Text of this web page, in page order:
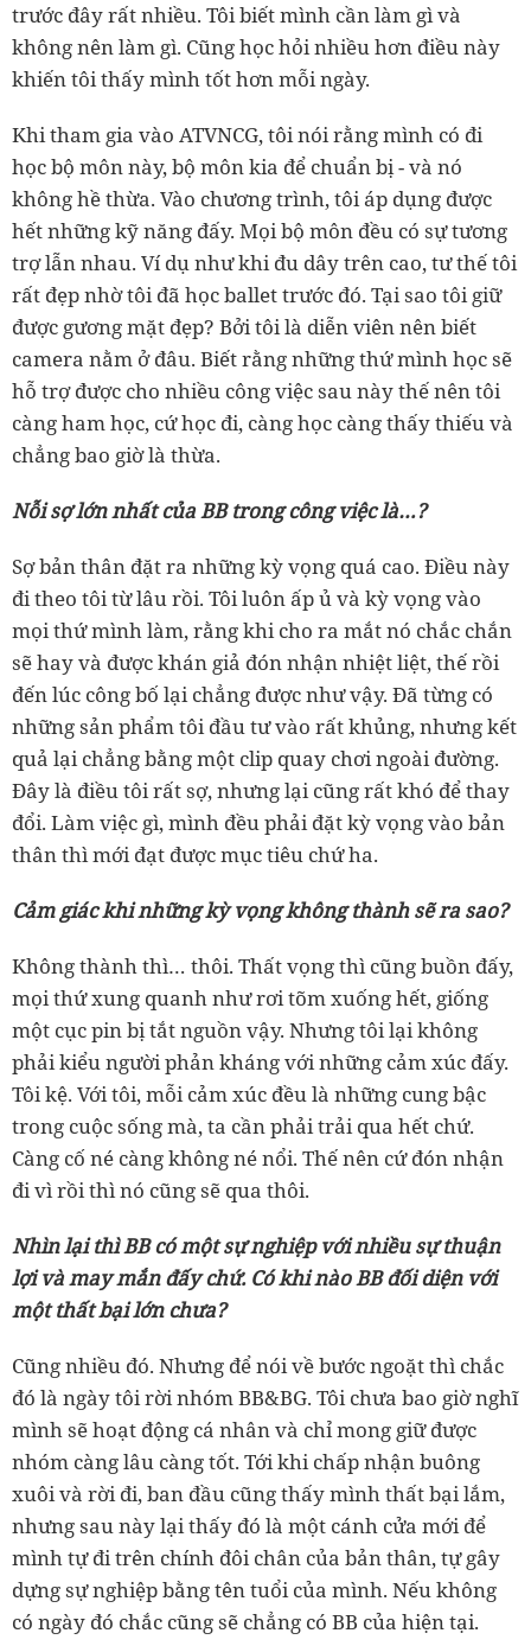
trước đây rất nhiều. Tôi biết mình cần làm gì và
không nên làm gì. Cũng học hỏi nhiều hơn điều này
khiến tôi thấy mình tốt hơn mỗi ngày.
Khi tham gia vào ATVNCG, tôi nói rằng mình có đi
học bộ môn này, bộ môn kia để chuẩn bị - và nó
không hề thừa. Vào chương trình, tôi áp dụng được
hết những kỹ năng đấy. Mọi bộ môn đều có sự tương
trợ lẫn nhau. Ví dụ như khi đu dây trên cao, tư thế tôi
rất đẹp nhờ tôi đã học ballet trước đó. Tại sao tôi giữ
được gương mặt đẹp? Bởi tôi là diễn viên nên biết
camera nằm ở đâu. Biết rằng những thứ mình học sẽ
hỗ trợ được cho nhiều công việc sau này thế nên tôi
càng ham học, cứ học đi, càng học càng thấy thiếu và
chẳng bao giờ là thừa.
Nỗi sợ lớn nhất của BB trong công việc là…?
Sợ bản thân đặt ra những kỳ vọng quá cao. Điều này
đi theo tôi từ lâu rồi. Tôi luôn ấp ủ và kỳ vọng vào
mọi thứ mình làm, rằng khi cho ra mắt nó chắc chắn
sẽ hay và được khán giả đón nhận nhiệt liệt, thế rồi
đến lúc công bố lại chẳng được như vậy. Đã từng có
những sản phẩm tôi đầu tư vào rất khủng, nhưng kết
quả lại chẳng bằng một clip quay chơi ngoài đường.
Đây là điều tôi rất sợ, nhưng lại cũng rất khó để thay
đổi. Làm việc gì, mình đều phải đặt kỳ vọng vào bản
thân thì mới đạt được mục tiêu chứ ha.
Cảm giác khi những kỳ vọng không thành sẽ ra sao?
Không thành thì… thôi. Thất vọng thì cũng buồn đấy,
mọi thứ xung quanh như rơi tõm xuống hết, giống
một cục pin bị tắt nguồn vậy. Nhưng tôi lại không
phải kiểu người phản kháng với những cảm xúc đấy.
Tôi kệ. Với tôi, mỗi cảm xúc đều là những cung bậc
trong cuộc sống mà, ta cần phải trải qua hết chứ.
Càng cố né càng không né nổi. Thế nên cứ đón nhận
đi vì rồi thì nó cũng sẽ qua thôi.
Nhìn lại thì BB có một sự nghiệp với nhiều sự thuận
lợi và may mắn đấy chứ. Có khi nào BB đối diện với
một thất bại lớn chưa?
Cũng nhiều đó. Nhưng để nói về bước ngoặt thì chắc
đó là ngày tôi rời nhóm BB&BG. Tôi chưa bao giờ nghĩ
mình sẽ hoạt động cá nhân và chỉ mong giữ được
nhóm càng lâu càng tốt. Tới khi chấp nhận buông
xuôi và rời đi, ban đầu cũng thấy mình thất bại lắm,
nhưng sau này lại thấy đó là một cánh cửa mới để
mình tự đi trên chính đôi chân của bản thân, tự gây
dựng sự nghiệp bằng tên tuổi của mình. Nếu không
có ngày đó chắc cũng sẽ chẳng có BB của hiện tại.